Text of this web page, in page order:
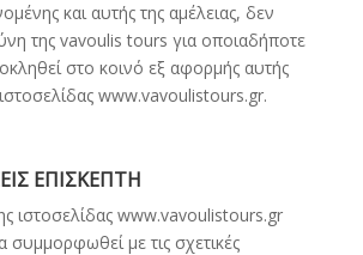
και αυτής της αμέλειας, δεν
της vavoulis tours για οποιαδήποτε
στο κοινό εξ αφορμής αυτής
www.vavoulistours.gr.
ΕΠΙΣΚΕΠΤΗ
ιστοσελίδας www.vavoulistours.gr
συμμορφωθεί με τις σχετικές